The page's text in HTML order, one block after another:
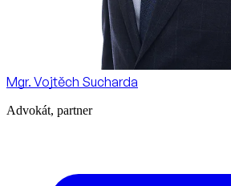
Mgr. Vojtěch Sucharda
Advokát, partner